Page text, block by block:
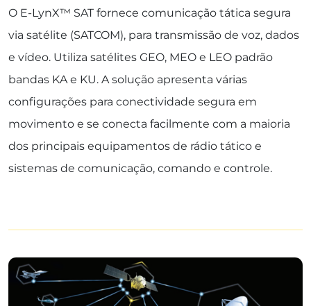
O E-LynX™ SAT fornece comunicação tática segura
via satélite (SATCOM), para transmissão de voz, dados
e vídeo. Utiliza satélites GEO, MEO e LEO padrão
bandas KA e KU. A solução apresenta várias
configurações para conectividade segura em
movimento e se conecta facilmente com a maioria
dos principais equipamentos de rádio tático e
sistemas de comunicação, comando e controle.